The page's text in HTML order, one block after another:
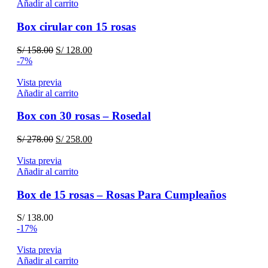
S/ 172.00.
Añadir al carrito
Box cirular con 15 rosas
S/158.00 El
era:
S/ 158.00.
S/128.00El
-7%
Vista previa
Añadir al carrito
Box con 30 rosas – Rosedal
S/278.00 El
original
era:
S/258.00El
Vista previa
Añadir al carrito
Box de 15 rosas – Rosas Para Cumpleaños
S/138.00
-17%
Vista previa
Añadir al carrito